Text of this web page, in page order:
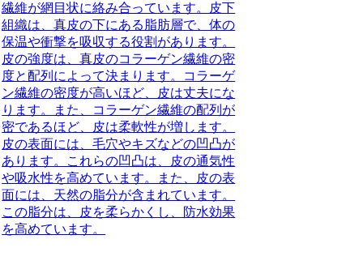
繊維が網目状に絡み合っています。皮下
組織は、真皮の下にある脂肪層で、体の
保温や衝撃を吸収する役割があります。
皮の強度は、真皮のコラーゲン繊維の密
度と配列によって決まります。コラーゲ
ン繊維の密度が高いほど、皮は丈夫にな
ります。また、コラーゲン繊維の配列が
密であるほど、皮は柔軟性が増します。
皮の表面には、毛穴やキズなどの凹凸が
あります。これらの凹凸は、皮の通気性
や吸水性を高めています。また、皮の表
面には、天然の脂分が含まれています。
この脂分は、皮を柔らかくし、防水効果
を高めています。